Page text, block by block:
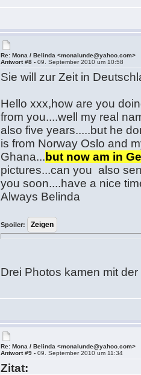
Re: Mona / Belinda <monalunde@yahoo.com>
Antwort #8 -09. September 2010 um 10:58
Sie will zur Zeit in
Hello xxx,how are you
from you....well my real
also five years.....but he
is from Norway Oslo and
Ghana... but now am in
pictures...can you also
you soon....have a nice
Always Belinda
Spoiler:
Drei Photos kamen mit
Re: Mona / Belinda <monalunde@yahoo.com>
Antwort #9 -09. September 2010 um 11:34
Zitat: